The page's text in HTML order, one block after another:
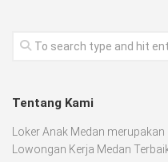
Tentang Kami
Loker Anak Medan
Lowongan Kerja Medan